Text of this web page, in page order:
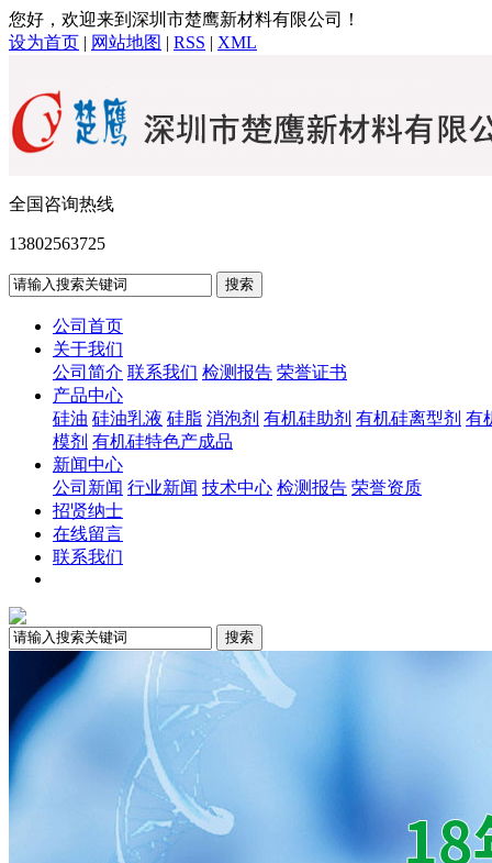
您好，欢迎来到深圳市楚鹰新材料有限公司！
设为首页 | 网站地图 | RSS | XML
全国咨询热线
13802563725
公司首页
关于我们
公司简介 联系我们 检测报告 荣誉证书
产品中心
硅油 硅油乳液 硅脂 消泡剂 有机硅助剂 有机硅离型剂 有
模剂 有机硅特色产成品
新闻中心
公司新闻 行业新闻 技术中心 检测报告 荣誉资质
招贤纳士
在线留言
联系我们